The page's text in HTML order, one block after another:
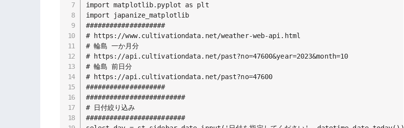
import matplotlib.pyplot as plt
import japanize_matplotlib
####################
# https://www.cultivationdata.net/weather-web-api.html
# 輪島 一か月分
# https://api.cultivationdata.net/past?no=47600&year=2023&month=10
# 輪島 前日分
# https://api.cultivationdata.net/past?no=47600
####################
#########################
# 日付絞り込み
#########################